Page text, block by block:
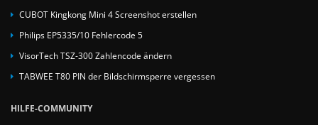
CUBOT Kingkong Mini 4 Screenshot erstellen
Philips EP5335/10 Fehlercode 5
VisorTech TSZ-300 Zahlencode ändern
TABWEE T80 PIN der Bildschirmsperre vergessen
HILFE-COMMUNITY